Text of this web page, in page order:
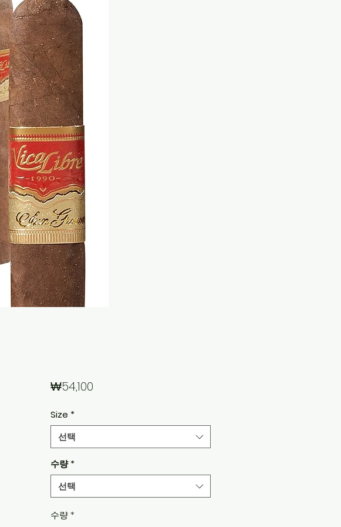
₩54,100가
Size *
선택
수량 *
선택
수량 *